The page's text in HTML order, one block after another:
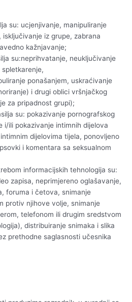
su: ucjenjivanje, manipuliranje
iz grupe, zabrana
kažnjavanje;
su:neprihvatanje, neuključivanje
ponašanjem, uskraćivanje
i drugi oblici vršnjačkog
za pripadnost grupi);
su: pokazivanje pornografskog
i/ili pokazivanje intimnih dijelova
dijelovima tijela, ponovljeno
i komentara sa seksualnom
informacijskih tehnologija su:
zapisa, neprimjereno oglašavanje,
foruma i četova, snimanje
protiv njihove volje, snimanje
telefonom ili drugim sredstvom
distribuiranje snimaka i slika
prethodne saglasnosti učesnika